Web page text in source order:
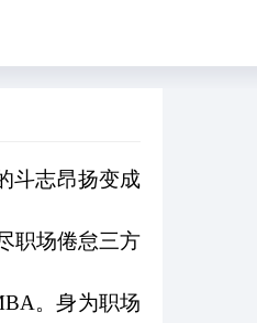
斗志昂扬变成
职场倦怠三方
。身为职场